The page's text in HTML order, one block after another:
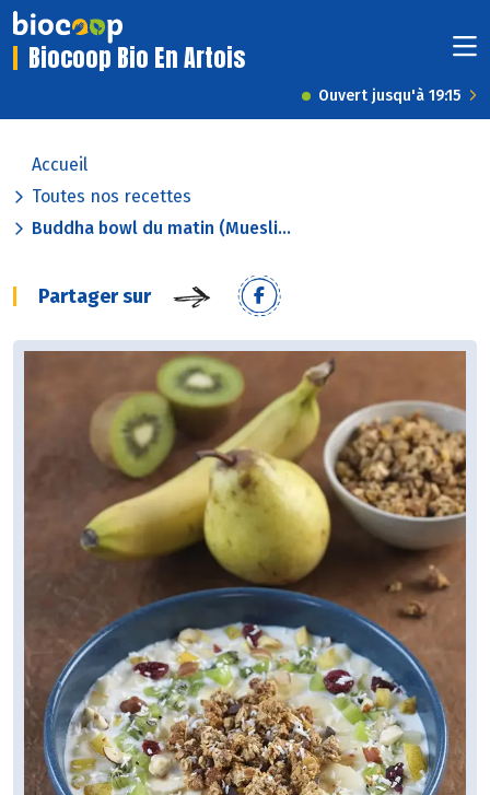
Biocoop Bio En Artois
Ouvert jusqu'à 19:15
Accueil
Toutes nos recettes
Buddha bowl du matin (Muesli...
Partager sur